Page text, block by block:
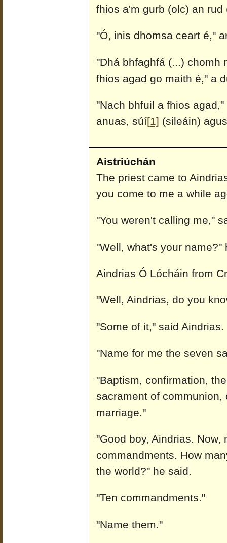
fhios a'm gurb (olc) an rud
"Ó, inis dhomsa ceart é,"
"Dhá bhfaghfá (...) chomh
fhios agad go maith é," a
"Nach bhfuil a fhios
anuas, súí[1] (sileáin)
Aistriúchán
The priest came to
you come to me a while
"You weren't calling me,"
"Well, what's your name?"
Aindrias Ó Lócháin from
"Well, Aindrias, do you
"Some of it," said Aindrias.
"Name for me the seven
"Baptism, confirmation,
sacrament of
marriage."
"Good boy, Aindrias. Now,
commandments. How
the world?" he said.
"Ten commandments."
"Name them."